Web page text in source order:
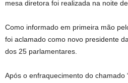
mesa diretora foi realizada na noite
Como informado em primeira mão
foi aclamado como novo presidente
dos 25 parlamentares.
Após o enfraquecimento do chamado